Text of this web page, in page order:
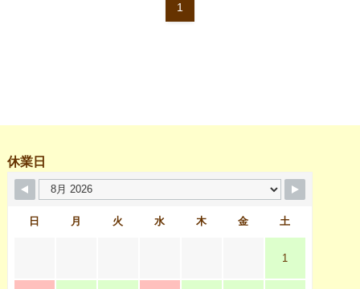
1
休業日
日 月 火 水 木 金 土
1